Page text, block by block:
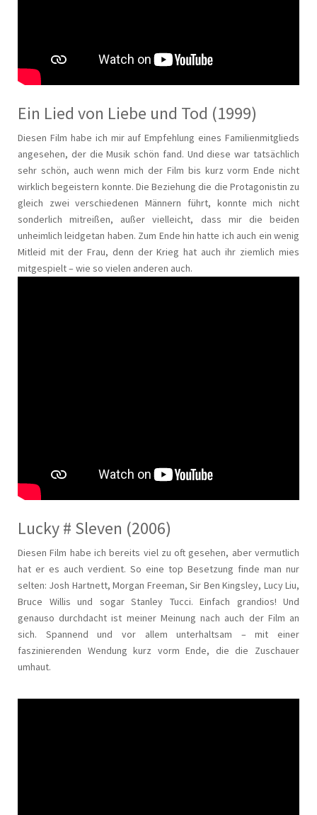
Ein Lied von Liebe und Tod (1999)
Diesen Film habe ich mir auf Empfehlung eines Familienmitglieds
angesehen, der die Musik schön fand. Und diese war tatsächlich
sehr schön, auch wenn mich der Film bis kurz vorm Ende nicht
wirklich begeistern konnte. Die Beziehung die die Protagonistin zu
gleich zwei verschiedenen Männern führt, konnte mich nicht
sonderlich mitreißen, außer vielleicht, dass mir die beiden
unheimlich leidgetan haben. Zum Ende hin hatte ich auch ein wenig
Mitleid mit der Frau, denn der Krieg hat auch ihr ziemlich mies
mitgespielt – wie so vielen anderen auch.
Lucky # Sleven (2006)
Diesen Film habe ich bereits viel zu oft gesehen, aber vermutlich
hat er es auch verdient. So eine top Besetzung finde man nur
selten: Josh Hartnett, Morgan Freeman, Sir Ben Kingsley, Lucy Liu,
Bruce Willis und sogar Stanley Tucci. Einfach grandios! Und
genauso durchdacht ist meiner Meinung nach auch der Film an
sich. Spannend und vor allem unterhaltsam – mit einer
faszinierenden Wendung kurz vorm Ende, die die Zuschauer
umhaut.